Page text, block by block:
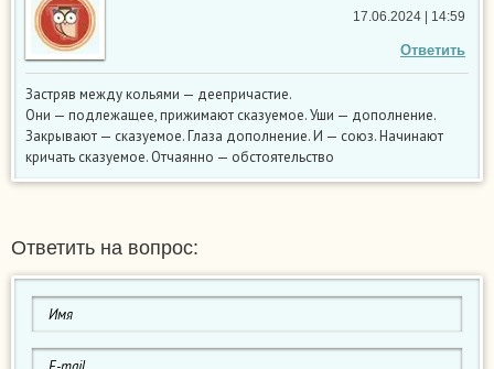
Ответить
17.06.2024 | 14:59
Застряв между кольями — деепричастие.
Они — подлежащее, прижимают сказуемое. Уши — дополнение.
Закрывают — сказуемое. Глаза дополнение. И — союз. Начинают
кричать сказуемое. Отчаянно — обстоятельство
Ответить на вопрос: